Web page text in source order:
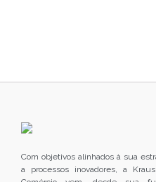
Com objetivos alinhados à sua
a processos inovadores, a